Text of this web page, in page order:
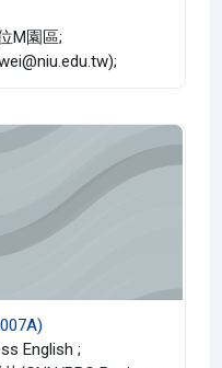
M園區;
English ;